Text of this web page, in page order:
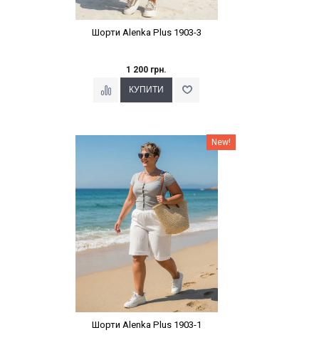
Шорти Alenka Plus 1903-3
1 200 грн.
New!
Шорти Alenka Plus 1903-1